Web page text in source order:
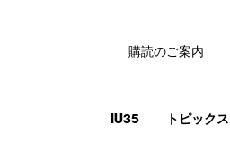
IU35 トピックス
購読のご案内